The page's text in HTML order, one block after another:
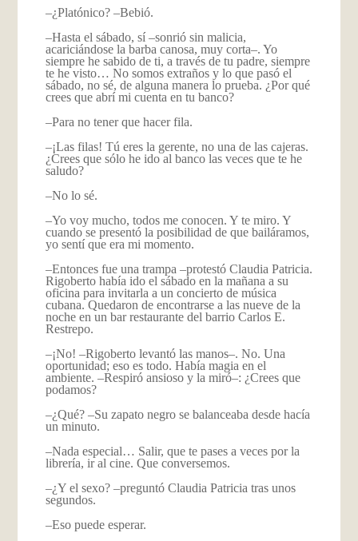
–¿Platónico? –Bebió.
–Hasta el sábado, sí –sonrió sin malicia,
acariciándose la barba canosa, muy corta–. Yo
siempre he sabido de ti, a través de tu padre, siempre
te he visto… No somos extraños y lo que pasó el
sábado, no sé, de alguna manera lo prueba. ¿Por qué
crees que abrí mi cuenta en tu banco?
–Para no tener que hacer fila.
–¡Las filas! Tú eres la gerente, no una de las cajeras.
¿Crees que sólo he ido al banco las veces que te he
saludo?
–No lo sé.
–Yo voy mucho, todos me conocen. Y te miro. Y
cuando se presentó la posibilidad de que bailáramos,
yo sentí que era mi momento.
–Entonces fue una trampa –protestó Claudia Patricia.
Rigoberto había ido el sábado en la mañana a su
oficina para invitarla a un concierto de música
cubana. Quedaron de encontrarse a las nueve de la
noche en un bar restaurante del barrio Carlos E.
Restrepo.
–¡No! –Rigoberto levantó las manos–. No. Una
oportunidad; eso es todo. Había magia en el
ambiente. –Respiró ansioso y la miró–: ¿Crees que
podamos?
–¿Qué? –Su zapato negro se balanceaba desde hacía
un minuto.
–Nada especial… Salir, que te pases a veces por la
librería, ir al cine. Que conversemos.
–¿Y el sexo? –preguntó Claudia Patricia tras unos
segundos.
–Eso puede esperar.